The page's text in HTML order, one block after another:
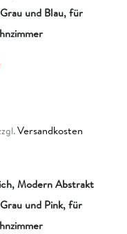
und Blau, für
Versandkosten
Modern Abstrakt
und Pink, für